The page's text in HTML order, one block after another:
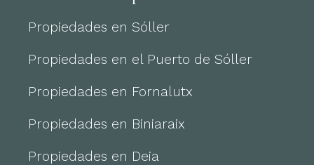
Propiedades en Sóller
Propiedades en el Puerto de Sóller
Propiedades en Fornalutx
Propiedades en Biniaraix
Propiedades en Deia